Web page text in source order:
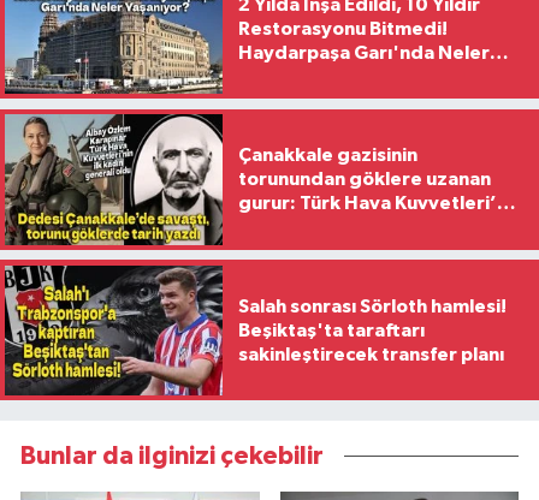
2 Yılda İnşa Edildi, 10 Yıldır
Restorasyonu Bitmedi!
Haydarpaşa Garı'nda Neler
Çanakkale gazisinin
torunundan göklere uzanan
gurur: Türk Hava Kuvvetleri’nin
Salah sonrası Sörloth hamlesi!
Beşiktaş'ta taraftarı
sakinleştirecek transfer planı
Bunlar da ilginizi çekebilir